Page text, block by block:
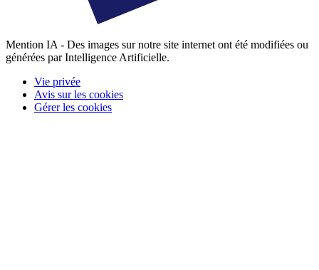
Mention IA - Des images sur notre site internet ont été modifiées ou
générées par Intelligence Artificielle.
Vie privée
Avis sur les cookies
Gérer les cookies